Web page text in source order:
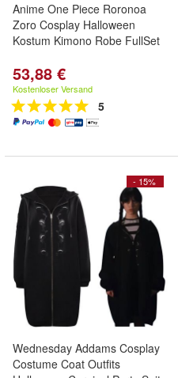
Anime One Piece Roronoa
Zoro Cosplay Halloween
Kostum Kimono Robe FullSet
53,88 €
Kostenloser Versand
5
- 15%
Wednesday Addams Cosplay
Costume Coat Outfits